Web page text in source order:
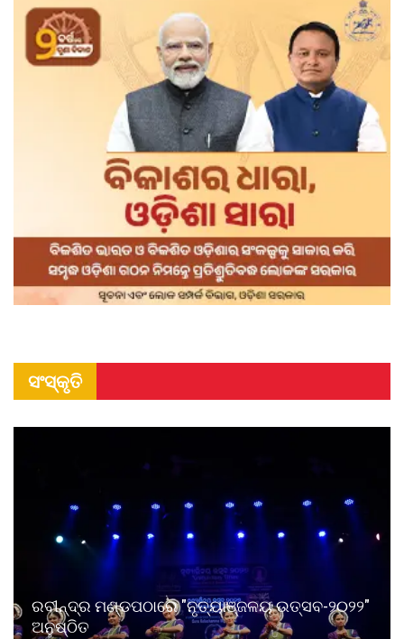
ସଂସ୍କୃତି
ରବୀନ୍ଦ୍ର ମଣ୍ଡପଠାରେ "ନୃତ୍ୟାଞ୍ଜଳୟ ଉତ୍ସବ-୨୦୨୨"
ଅନୁଷ୍ଠିତ